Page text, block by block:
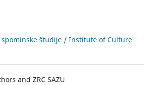
študije / Institute of Culture
and ZRC SAZU